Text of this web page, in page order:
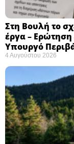
Στη Βουλή το
έργα –
Υπουργό
4 Αυγούστου 2026